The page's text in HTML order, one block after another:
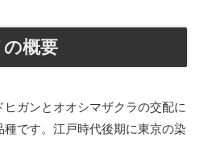
概要
ヒガンとオオシマザクラの交配に
種です。江戸時代後期に東京の染